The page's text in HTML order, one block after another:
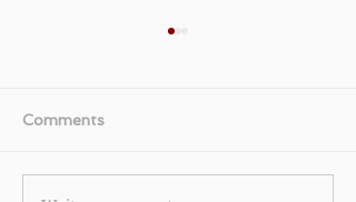
Comments